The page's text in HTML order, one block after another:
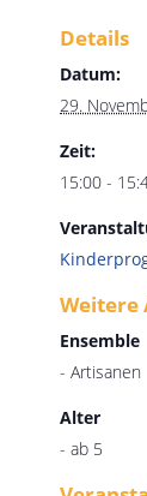
Details
Datum:
29.
Zeit:
15:00 -
Weitere
Ensemble
- Artisanen
Alter
- ab 5